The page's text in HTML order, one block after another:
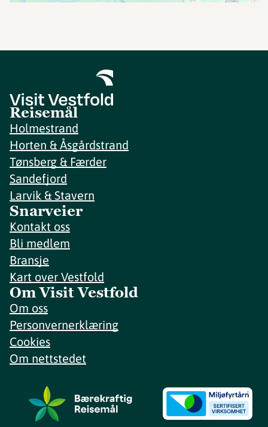
Reisemål
Holmestrand
Horten & Åsgårdstrand
Tønsberg & Færder
Sandefjord
Larvik & Stavern
Snarveier
Kontakt oss
Bli medlem
Bransje
Kart over Vestfold
Om Visit Vestfold
Om oss
Personvernerklæring
Cookies
Om nettstedet